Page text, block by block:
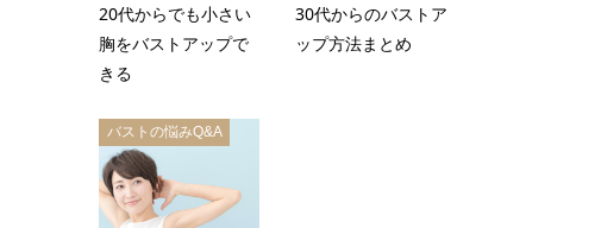
20代からでも小さい
胸をバストアップで
きる
30代からのバストア
ップ方法まとめ
バストの悩みQ&A